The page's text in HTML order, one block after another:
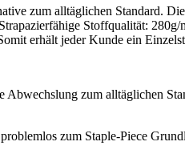
zum alltäglichen Standard.
Stoffqualität:
erhält jeder Kunde ein
Abwechslung zum alltäglichen
zum Staple-Piece